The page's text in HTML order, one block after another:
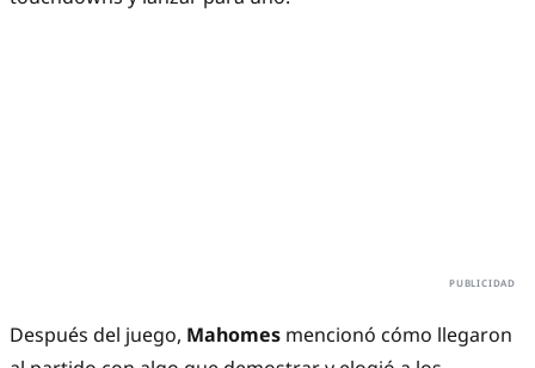
Después del juego, Mahomes mencionó cómo llegaron